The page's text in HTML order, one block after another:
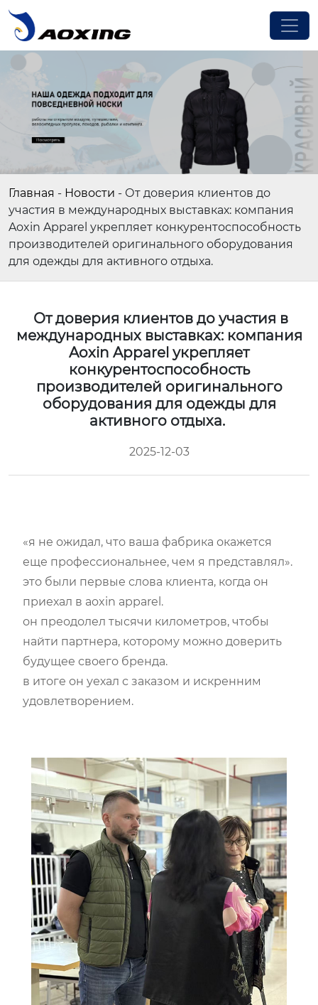
Главная - Новости - От доверия клиентов до
участия в международных выставках: компания
Aoxin Apparel укрепляет конкурентоспособность
производителей оригинального оборудования
для одежды для активного отдыха.
От доверия клиентов до участия в
международных выставках: компания
Aoxin Apparel укрепляет
конкурентоспособность
производителей оригинального
оборудования для одежды для
активного отдыха.
2025-12-03
«я не ожидал, что ваша фабрика окажется
еще профессиональнее, чем я представлял».
это были первые слова клиента, когда он
приехал в aoxin apparel.
он преодолел тысячи километров, чтобы
найти партнера, которому можно доверить
будущее своего бренда.
в итоге он уехал с заказом и искренним
удовлетворением.